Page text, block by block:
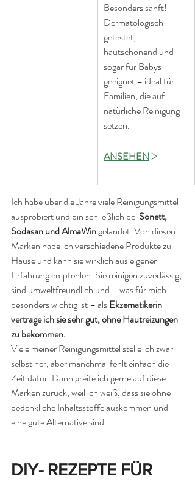
Besonders sanft!
Dermatologisch
getestet,
hautschonend und
sogar für Babys
geeignet – ideal für
Familien, die auf
natürliche Reinigung
setzen.
ANSEHEN>
Ich habe über die Jahre viele Reinigungsmittel
ausprobiert und bin schließlich bei Sonett,
Sodasan und AlmaWin gelandet. Von diesen
Marken habe ich verschiedene Produkte zu
Hause und kann sie wirklich aus eigener
Erfahrung empfehlen. Sie reinigen zuverlässig,
sind umweltfreundlich und – was für mich
besonders wichtig ist – als Ekzematikerin
vertrage ich sie sehr gut, ohne Hautreizungen
zu bekommen.
Viele meiner Reinigungsmittel stelle ich zwar
selbst her, aber manchmal fehlt einfach die
Zeit dafür. Dann greife ich gerne auf diese
Marken zurück, weil ich weiß, dass sie ohne
bedenkliche Inhaltsstoffe auskommen und
eine gute Alternative sind.
DIY- REZEPTE FÜR